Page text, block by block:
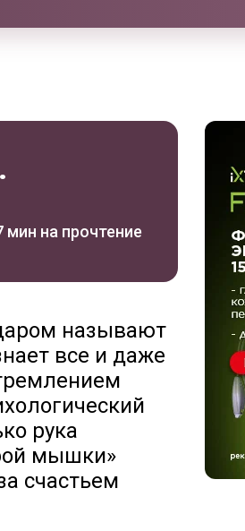
мин на прочтение
называют
все и даже
рука
мышки»
счастьем